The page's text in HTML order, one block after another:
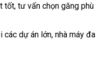
tốt, tư vấn chọn găng phù
dự án lớn, nhà máy đa